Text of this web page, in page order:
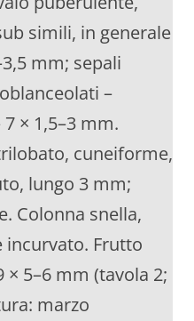
simili, in generale
mm; sepali
–
× 1,5–3 mm.
cuneiforme,
lungo 3 mm;
Colonna snella,
incurvato. Frutto
5–6 mm (tavola 2;
marzo